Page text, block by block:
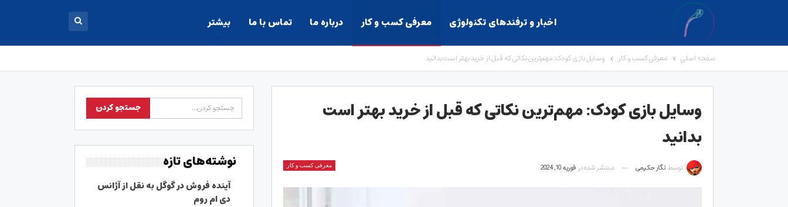
اخبار و ترفندهای تکنولوژی معرفی کسب و کار درباره ما تماس با ما بیشتر
صفحه اصلی معرفی کسب و کار وسایل بازی کودک: مهم‌ترین نکاتی که قبل از خرید بهتر است بدانید
وسایل بازی کودک: مهم‌ترین نکاتی که قبل از خرید بهتر است
بدانید
معرفی کسب و کار توسط نگار حکیمی منتشر شده در فوریه 10, 2024 نوشته‌های تازه
آینده فروش در گوگل به نقل از آژانس
دی ام روم